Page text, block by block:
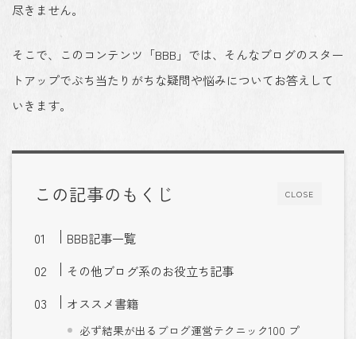
尽きません。
そこで、このコンテンツ「BBB」では、そんなブログのスター
トアップでぶち当たりがちな疑問や悩みについてお答えして
いきます。
CLOSE
この記事のもくじ
BBB記事一覧
その他ブログ系のお役立ち記事
オススメ書籍
必ず結果が出るブログ運営テクニック100 プ